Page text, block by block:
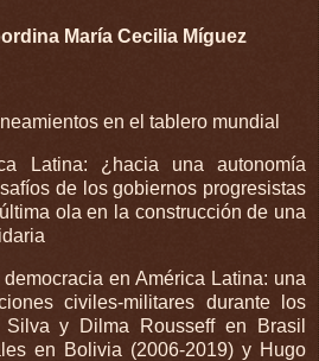
María Cecilia Míguez
en el tablero mundial
Latina: ¿hacia una autonomía
de los gobiernos progresistas
ola en la construcción de una
en América Latina: una
civiles-militares durante los
y Dilma Rousseff en Brasil
en Bolivia (2006-2019) y Hugo